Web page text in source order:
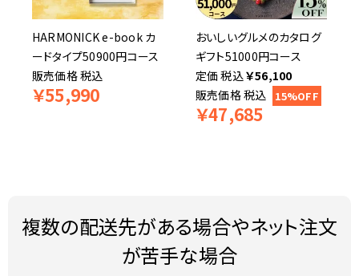
HARMONICK e-book カ
ードタイプ50900円コース
販売価格税込
￥55,990
おいしいグルメのカタログ
ギフト51000円コース
税込￥56,100
販売価格税込
￥47,685
15%OFF
複数の配送先がある場合やネット注文
が苦手な場合